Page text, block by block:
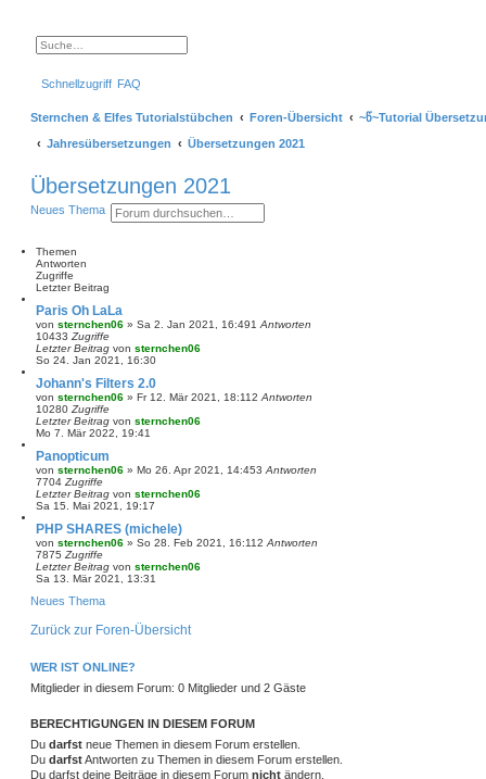
t
e
r
t
u
c
h
e
Schnellzugriff FAQ
Sternchen & Elfes Tutorialstübchen Foren-Übersicht
~წ~Tutorial
Jahresübersetzungen
Übersetzungen 2021
Übersetzungen 2021
Neues Thema S
u
E
r
t
e
u
c
h
e
Themen
Antworten
Zugriffe
Letzter Beitrag
Paris Oh LaLa
von sternchen06 » Sa 2. Jan 2021, 16:491 Antworten
10433 Zugriffe
Letzter Beitrag von sternchen06
So 24. Jan 2021, 16:30
Johann's Filters 2.0
von sternchen06 » Fr 12. Mär 2021, 18:112 Antworten
10280 Zugriffe
Letzter Beitrag von sternchen06
Mo 7. Mär 2022, 19:41
Panopticum
von sternchen06 » Mo 26. Apr 2021, 14:453 Antworten
7704 Zugriffe
Letzter Beitrag von sternchen06
Sa 15. Mai 2021, 19:17
PHP SHARES (michele)
von sternchen06 » So 28. Feb 2021, 16:112 Antworten
7875 Zugriffe
Letzter Beitrag von sternchen06
Sa 13. Mär 2021, 13:31
Neues Thema
Zurück zur Foren-Übersicht
WER IST ONLINE?
Mitglieder in diesem Forum: 0 Mitglieder und 2 Gäste
BERECHTIGUNGEN IN DIESEM FORUM
Du darfst neue Themen in diesem Forum erstellen.
Du darfstAntworten zu Themen in diesem Forum erstellen.
Du darfst deine Beiträge in diesem Forum nicht ändern.